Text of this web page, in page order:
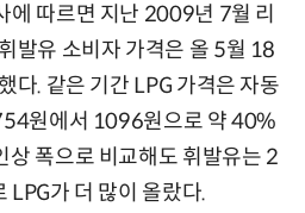
에 따르면 지난 2009년 7월 리
발유 소비자 가격은 올 5월 18
다. 같은 기간 LPG 가격은 자동
원에서 1096원으로 약 40%
상 폭으로 비교해도 휘발유는 2
가 더 많이 올랐다.